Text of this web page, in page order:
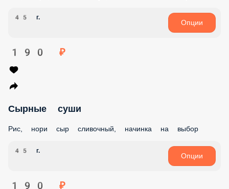
45 г.
Опции
190 ₽
Сырные суши
Рис, нори сыр сливочный, начинка на выбор
45 г.
Опции
190 ₽